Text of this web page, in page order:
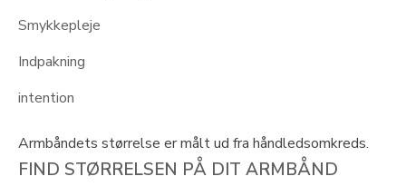
Smykkepleje
Indpakning
intention
Armbåndets størrelse er målt ud fra håndledsomkreds.
FIND STØRRELSEN PÅ DIT ARMBÅND